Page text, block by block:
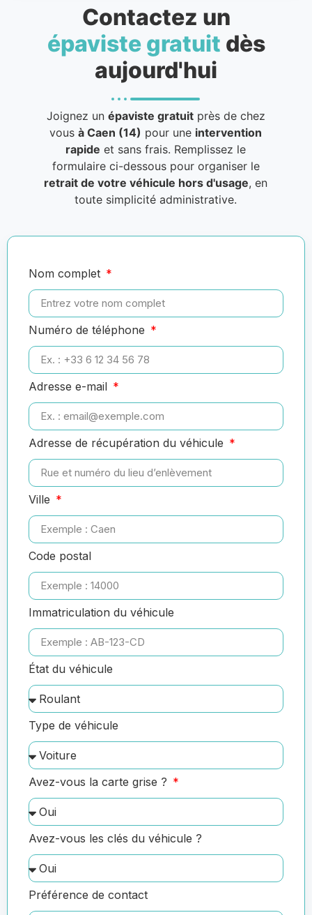
Contactez un
épaviste gratuit dès
aujourd'hui
Joignez un épaviste gratuitprès de chez
vousà Caen (14) pour une intervention
rapide et sans frais. Remplissez le
formulaire ci-dessous pour organiser le
retrait de votre véhicule hors d'usage, en
toute simplicité administrative.
Nom complet
Numéro de téléphone
Adresse e-mail
Adresse de récupération du véhicule
Ville
Code postal
Immatriculation du véhicule
État du véhicule
Type de véhicule
Avez-vous la carte grise ?
Avez-vous les clés du véhicule ?
Préférence de contact